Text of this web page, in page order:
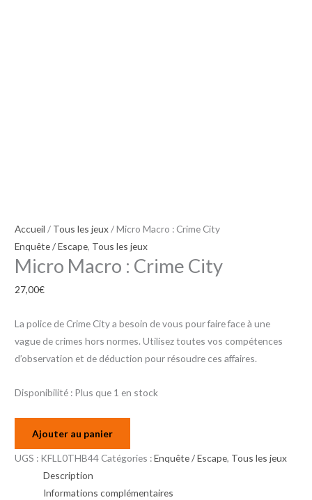
Accueil / Tous les jeux/ Micro Macro : Crime City
Enquête / Escape, Tous les jeux
Micro Macro : Crime City
27,00€
La police de Crime City a besoin de vous pour faire face à une
vague de crimes hors normes. Utilisez toutes vos compétences
d’observation et de déduction pour résoudre ces affaires.
Disponibilité : Plus que 1 en stock
Ajouter au panier
UGS : KFLL0THB44 Catégories :Enquête / Escape, Tous les jeux
Description
Informations complémentaires